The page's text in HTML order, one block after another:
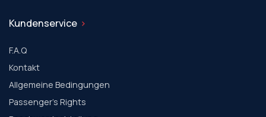
Kundenservice
F.A.Q
Kontakt
Allgemeine Bedingungen
Passenger's Rights